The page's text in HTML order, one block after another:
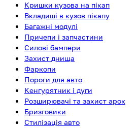
Кришки кузова на пікап
Вкладиші в кузов пікапу
Багажні модулі
Причепи і запчастини
Силові бампери
Захист днища
Фаркопи
Пороги для авто
Кенгурятник і дуги
Розширювачі та захист арок
Бризговики
Стилізація авто